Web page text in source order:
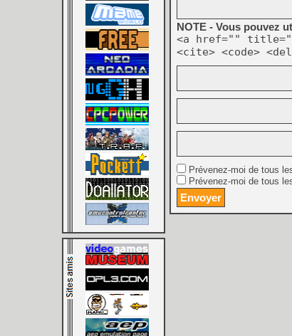
NOTE - Vous pouvez
<a href=""
<cite> <code>
Prévenez-moi de tous
Prévenez-moi de tous